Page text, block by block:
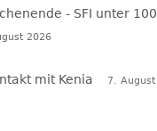
- SFI unter 100
2026
mit Kenia
7. August